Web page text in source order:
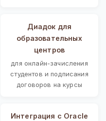
Диадок для
образовательных
центров
для онлайн-зачисления
студентов и подписания
договоров на курсы
Интеграция с Oracle